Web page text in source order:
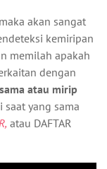
akan sangat
kemiripan
memilah apakah
dengan
atau mirip
saat yang sama
atau DAFTAR